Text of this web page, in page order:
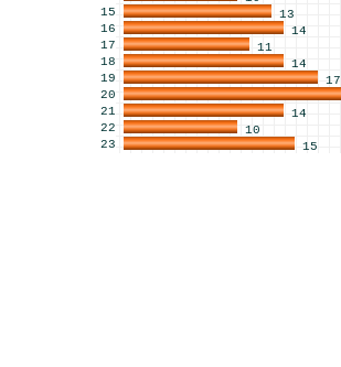
15
13
16
14
17
11
18
14
19
17
20
21
14
22
10
23
15